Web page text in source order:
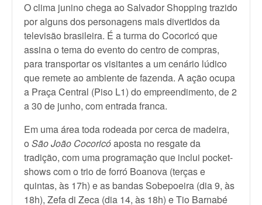
O clima junino chega ao Salvador Shopping trazido
por alguns dos personagens mais divertidos da
televisão brasileira. É a turma do Cocoricó que
assina o tema do evento do centro de compras,
para transportar os visitantes a um cenário lúdico
que remete ao ambiente de fazenda. A ação ocupa
a Praça Central (Piso L1) do empreendimento, de 2
a 30 de junho, com entrada franca.
Em uma área toda rodeada por cerca de madeira,
o São João Cocoricóaposta no resgate da
tradição, com uma programação que inclui pocket-
shows com o trio de forró Boanova (terças e
quintas, às 17h) e as bandas Sobepoeira (dia 9, às
18h), Zefa di Zeca (dia 14, às 18h) e Tio Barnabé